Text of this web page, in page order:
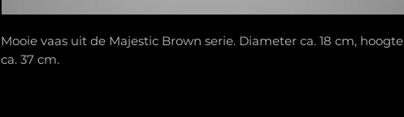
Mooie vaas uit de Majestic Brown serie. Diameter ca. 18 cm, hoogte
ca. 37 cm.